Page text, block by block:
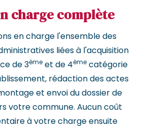
charge complète
en charge l'ensemble des
liées à l'acquisition
de 3ème et de 4ème catégorie
rédaction des actes
et envoi du dossier de
votre commune. Aucun coût
à votre charge ensuite